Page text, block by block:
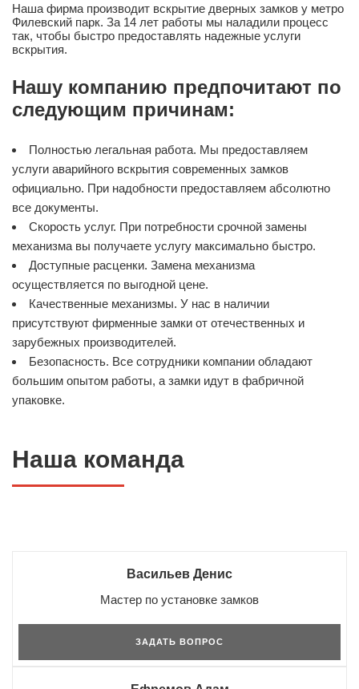
Наша фирма производит вскрытие дверных замков у метро
Филевский парк. За 14 лет работы мы наладили процесс
так, чтобы быстро предоставлять надежные услуги
вскрытия.
Нашу компанию предпочитают по
следующим причинам:
Полностью легальная работа. Мы предоставляем
услуги аварийного вскрытия современных замков
официально. При надобности предоставляем абсолютно
все документы.
Скорость услуг. При потребности срочной замены
механизма вы получаете услугу максимально быстро.
Доступные расценки. Замена механизма
осуществляется по выгодной цене.
Качественные механизмы. У нас в наличии
присутствуют фирменные замки от отечественных и
зарубежных производителей.
Безопасность. Все сотрудники компании обладают
большим опытом работы, а замки идут в фабричной
упаковке.
Наша команда
Васильев Денис
Мастер по установке замков
ЗАДАТЬ ВОПРОС